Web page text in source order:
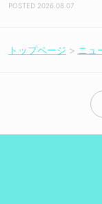
2026.08.07
トップページ ニュ